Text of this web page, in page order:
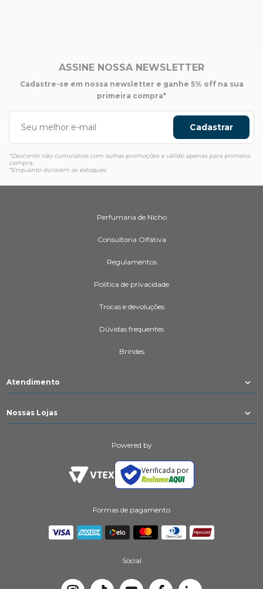
ASSINE NOSSA NEWSLETTER
Cadastre-se em nossa newsletter e ganhe 5% off na sua
primeira compra*
Cadastrar
*Desconto não cumulativo com outras promoções e válido apenas para primeira
compra.
*Enquanto durarem os estoques
Perfumaria de Nicho
Consultoria Olfativa
Regulamentos
Política de privacidade
Trocas e devoluções
Dúvidas frequentes
Brindes
Atendimento
Nossas Lojas
Powered by
Verificada por
Formas de pagamento
Social